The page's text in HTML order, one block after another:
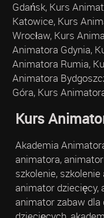
Gdańsk, Kurs
Katowice, Kurs
Wrocław, Kurs
Animatora Gdynia,
Animatora Rumia,
Animatora
Góra, Kurs
Kurs
Akademia
animatora,
szkolenie,
animator dziecięcy,
animator zabaw